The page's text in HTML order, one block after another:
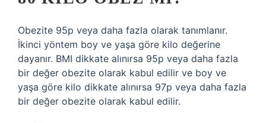
Obezite 95p veya daha fazla olarak tanımlanır.
İkinci yöntem boy ve yaşa göre kilo değerine
dayanır. BMI dikkate alınırsa 95p veya daha fazla
bir değer obezite olarak kabul edilir ve boy ve
yaşa göre kilo dikkate alınırsa 97p veya daha fazla
bir değer obezite olarak kabul edilir.